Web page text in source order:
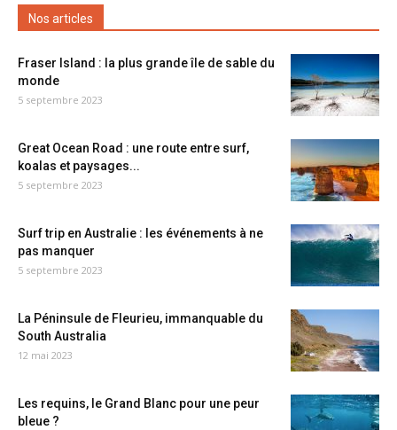
Nos articles
Fraser Island : la plus grande île de sable du
monde
5 septembre 2023
Great Ocean Road : une route entre surf,
koalas et paysages...
5 septembre 2023
Surf trip en Australie : les événements à ne
pas manquer
5 septembre 2023
La Péninsule de Fleurieu, immanquable du
South Australia
12 mai 2023
Les requins, le Grand Blanc pour une peur
bleue ?